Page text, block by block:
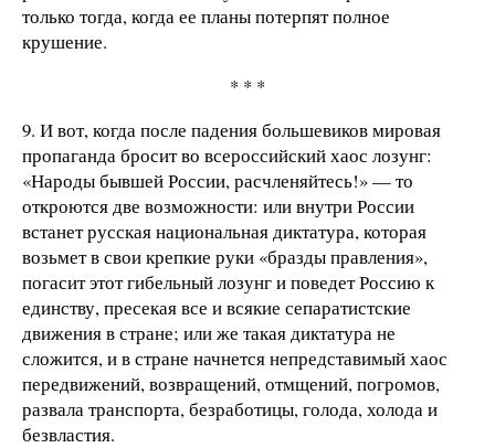
только тогда, когда ее планы потерпят полное
крушение.
* * *
9. И вот, когда после падения большевиков мировая
пропаганда бросит во всероссийский хаос лозунг:
«Народы бывшей России, расчленяйтесь!» — то
откроются две возможности: или внутри России
встанет русская национальная диктатура, которая
возьмет в свои крепкие руки «бразды правления»,
погасит этот гибельный лозунг и поведет Россию к
единству, пресекая все и всякие сепаратистские
движения в стране; или же такая диктатура не
сложится, и в стране начнется непредставимый хаос
передвижений, возвращений, отмщений, погромов,
развала транспорта, безработицы, голода, холода и
безвластия.